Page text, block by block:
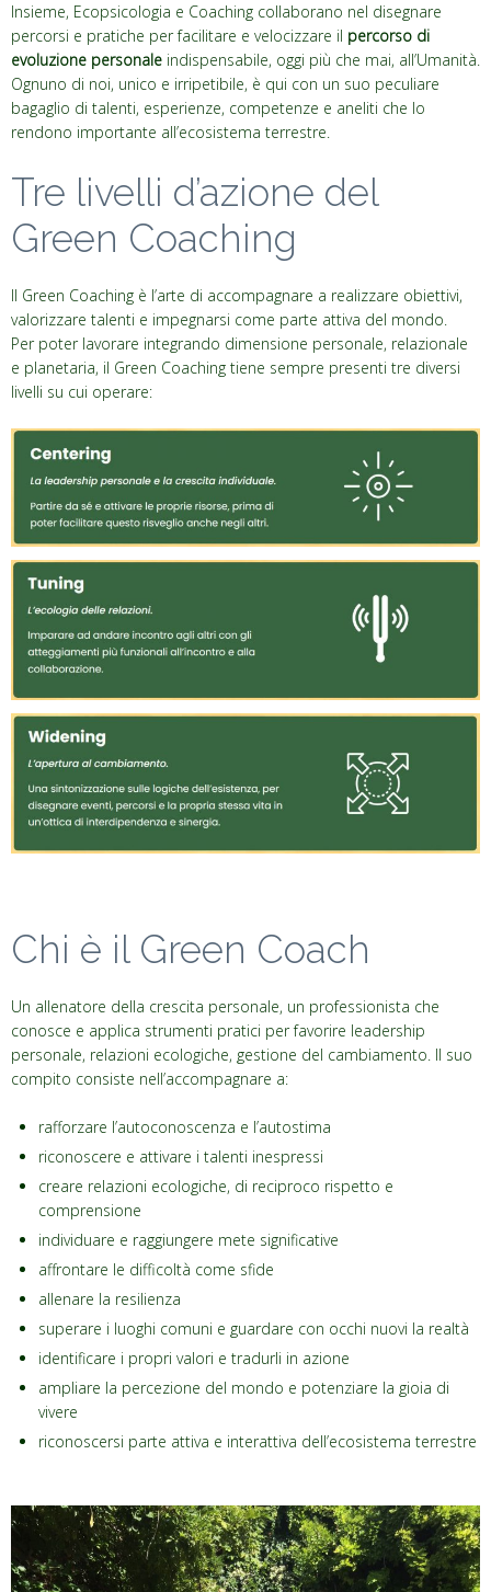
Insieme, Ecopsicologia e Coaching collaborano nel disegnare
percorsi e pratiche per facilitare e velocizzare il percorso di
evoluzione personale indispensabile, oggi più che mai, all’Umanità.
Ognuno di noi, unico e irripetibile, è qui con un suo peculiare
bagaglio di talenti, esperienze, competenze e aneliti che lo
rendono importante all’ecosistema terrestre.
Tre livelli d’azione del
Green Coaching
Il Green Coaching è l’arte di accompagnare a realizzare obiettivi,
valorizzare talenti e impegnarsi come parte attiva del mondo.
Per poter lavorare integrando dimensione personale, relazionale
e planetaria, il Green Coaching tiene sempre presenti tre diversi
livelli su cui operare:
Chi è il Green Coach
Un allenatore della crescita personale, un professionista che
conosce e applica strumenti pratici per favorire leadership
personale, relazioni ecologiche, gestione del cambiamento. Il suo
compito consiste nell’accompagnare a:
rafforzare l’autoconoscenza e l’autostima
riconoscere e attivare i talenti inespressi
creare relazioni ecologiche, di reciproco rispetto e
comprensione
individuare e raggiungere mete significative
affrontare le difficoltà come sfide
allenare la resilienza
superare i luoghi comuni e guardare con occhi nuovi la realtà
identificare i propri valori e tradurli in azione
ampliare la percezione del mondo e potenziare la gioia di
vivere
riconoscersi parte attiva e interattiva dell’ecosistema terrestre